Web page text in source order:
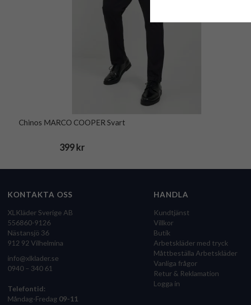
Chinos MARCO COOPER Svart
399 kr
KONTAKTA OSS
XLKläder Sverige AB
556860-9126
Nästansjö 36
912 92 Vilhelmina
info@xlklader.se
0940 – 340 61
Telefontid:
Måndag-Fredag 09-11
HANDLA
Kundtjänst
Villkor
Butik
Arbetskläder med tryck
Måttbeställa Arbetskläder
Vanliga frågor
Retur & Reklamation
Logga in